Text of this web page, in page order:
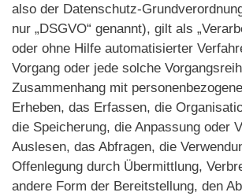
also der Datenschutz-
nur „DSGVO“ genannt), gilt als
oder ohne Hilfe automatisierter
Vorgang oder jede solche
Zusammenhang mit
Erheben, das Erfassen, die
die Speicherung, die Anpassung oder
Auslesen, das Abfragen, die
Offenlegung durch Übermittlung,
andere Form der Bereitstellung, den